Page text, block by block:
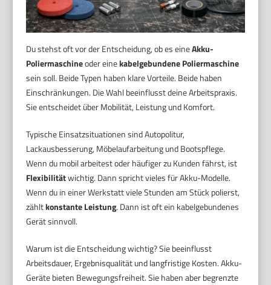
Du stehst oft vor der Entscheidung, ob es eineAkku-
Poliermaschineoder einekabelgebundene Poliermaschine
sein soll. Beide Typen haben klare Vorteile. Beide haben
Einschränkungen. Die Wahl beeinflusst deine Arbeitspraxis.
Sie entscheidet über Mobilität, Leistung und Komfort.
Typische Einsatzsituationen sind Autopolitur,
Lackausbesserung, Möbelaufarbeitung und Bootspflege.
Wenn du mobil arbeitest oder häufiger zu Kunden fährst, ist
Flexibilitätwichtig. Dann spricht vieles für Akku-Modelle.
Wenn du in einer Werkstatt viele Stunden am Stück polierst,
zähltkonstante Leistung. Dann ist oft ein kabelgebundenes
Gerät sinnvoll.
Warum ist die Entscheidung wichtig? Sie beeinflusst
Arbeitsdauer, Ergebnisqualität und langfristige Kosten. Akku-
Geräte bieten Bewegungsfreiheit. Sie haben aber begrenzte